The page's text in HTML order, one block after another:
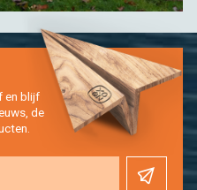
en blijf
de